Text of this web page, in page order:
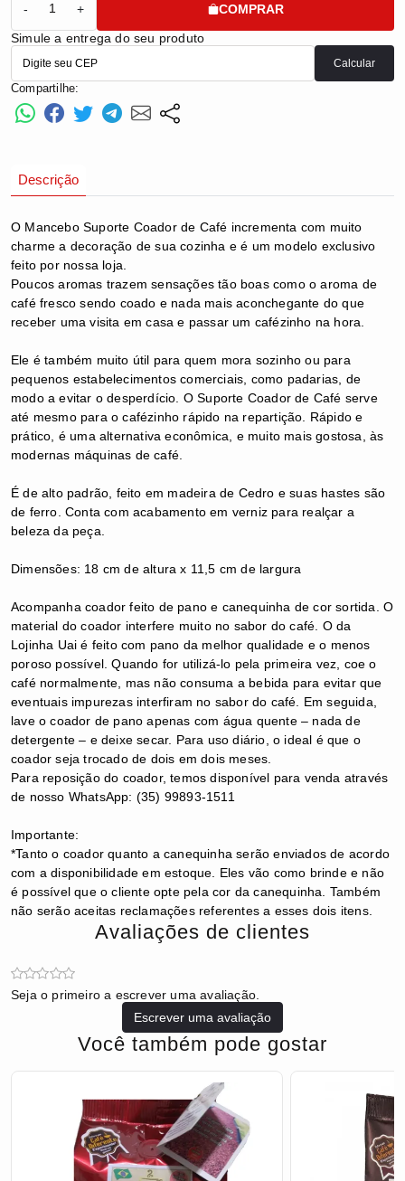
- +
COMPRAR
Simule a entrega do seu produto
Calcular
Compartilhe:
Descrição
O Mancebo Suporte Coador de Café incrementa com muito
charme a decoração de sua cozinha e é um modelo exclusivo
feito por nossa loja.
Poucos aromas trazem sensações tão boas como o aroma de
café fresco sendo coado e nada mais aconchegante do que
receber uma visita em casa e passar um cafézinho na hora.
Ele é também muito útil para quem mora sozinho ou para
pequenos estabelecimentos comerciais, como padarias, de
modo a evitar o desperdício. O Suporte Coador de Café serve
até mesmo para o cafézinho rápido na repartição. Rápido e
prático, é uma alternativa econômica, e muito mais gostosa, às
modernas máquinas de café.
É de alto padrão, feito em madeira de Cedro e suas hastes são
de ferro. Conta com acabamento em verniz para realçar a
beleza da peça.
Dimensões: 18 cm de altura x 11,5 cm de largura
Acompanha coador feito de pano e canequinha de cor sortida.O
material do coador interfere muito no sabor do café. O da
Lojinha Uai é feito com pano da melhor qualidade e o menos
poroso possível. Quando for utilizá-lo pela primeira vez, coe o
café normalmente, mas não consuma a bebida para evitar que
eventuais impurezas interfiram no sabor do café. Em seguida,
lave o coador de pano apenas com água quente – nada de
detergente – e deixe secar. Para uso diário, o ideal é que o
coador seja trocado de dois em dois meses.
Para reposição do coador, temos disponível para venda através
de nosso WhatsApp: (35) 99893-1511
Importante:
*Tanto o coador quanto a canequinha serão enviados de acordo
com a disponibilidade em estoque. Eles vão como brinde e não
é possível que o cliente opte pela cor da canequinha. Também
não serão aceitas reclamações referentes a esses dois itens.
Avaliações de clientes
Seja o primeiro a escrever uma avaliação.
Escrever uma avaliação
Você também pode gostar